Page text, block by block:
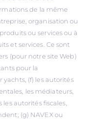
de la même
organisation ou
ou services ou à
et services. Ce sont
(pour notre site Web)
pour la
(f) les autorités
les médiateurs,
autorités fiscales,
(g) NAVEX ou